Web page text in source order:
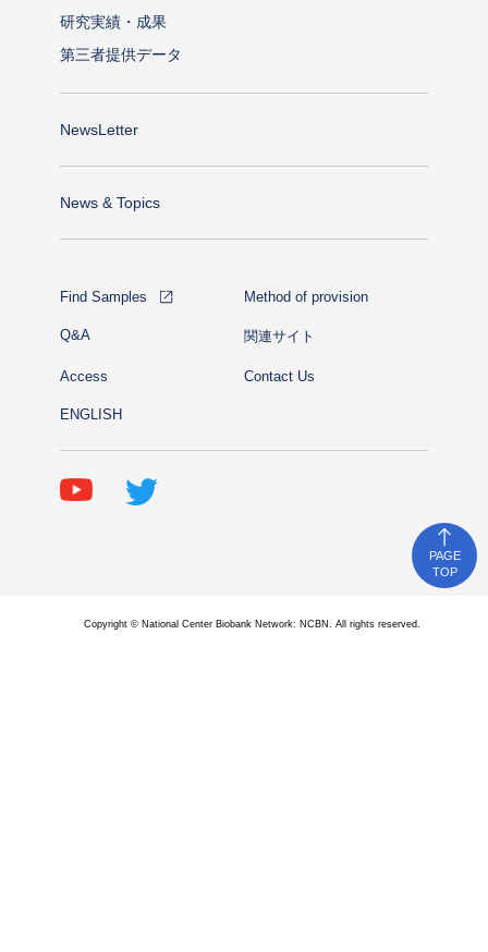
研究実績・成果
第三者提供データ
NewsLetter
News & Topics
Find Samples Method of provision
Q&A 関連サイト
Access Contact Us
ENGLISH
Copyright © National Center Biobank Network: NCBN. All rights reserved.
PAGE
TOP